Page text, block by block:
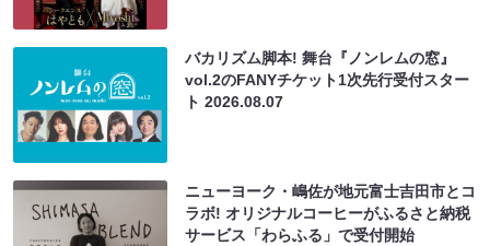
バカリズム脚本! 舞台『ノンレムの窓』
vol.2のFANYチケット1次先行受付スター
ト2026.08.07
ニューヨーク・嶋佐が地元富士吉田市とコ
ラボ! オリジナルコーヒーがふるさと納税
サービス「わらふる」で受付開始